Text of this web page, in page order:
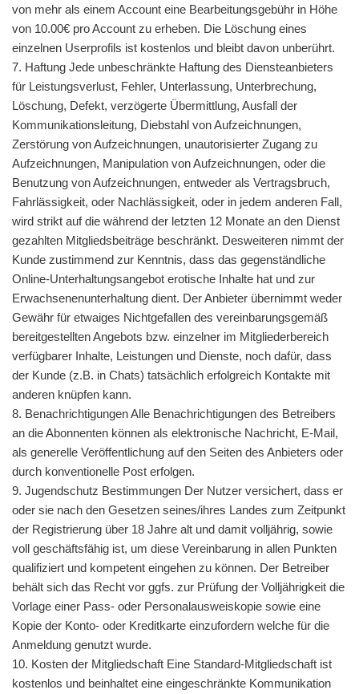
von mehr als einem Account eine Bearbeitungsgebühr in Höhe
von 10.00€ pro Account zu erheben. Die Löschung eines
einzelnen Userprofils ist kostenlos und bleibt davon unberührt.
7. Haftung Jede unbeschränkte Haftung des Diensteanbieters
für Leistungsverlust, Fehler, Unterlassung, Unterbrechung,
Löschung, Defekt, verzögerte Übermittlung, Ausfall der
Kommunikationsleitung, Diebstahl von Aufzeichnungen,
Zerstörung von Aufzeichnungen, unautorisierter Zugang zu
Aufzeichnungen, Manipulation von Aufzeichnungen, oder die
Benutzung von Aufzeichnungen, entweder als Vertragsbruch,
Fahrlässigkeit, oder Nachlässigkeit, oder in jedem anderen Fall,
wird strikt auf die während der letzten 12 Monate an den Dienst
gezahlten Mitgliedsbeiträge beschränkt. Desweiteren nimmt der
Kunde zustimmend zur Kenntnis, dass das gegenständliche
Online-Unterhaltungsangebot erotische Inhalte hat und zur
Erwachsenenunterhaltung dient. Der Anbieter übernimmt weder
Gewähr für etwaiges Nichtgefallen des vereinbarungsgemäß
bereitgestellten Angebots bzw. einzelner im Mitgliederbereich
verfügbarer Inhalte, Leistungen und Dienste, noch dafür, dass
der Kunde (z.B. in Chats) tatsächlich erfolgreich Kontakte mit
anderen knüpfen kann.
8. Benachrichtigungen Alle Benachrichtigungen des Betreibers
an die Abonnenten können als elektronische Nachricht, E-Mail,
als generelle Veröffentlichung auf den Seiten des Anbieters oder
durch konventionelle Post erfolgen.
9. Jugendschutz Bestimmungen Der Nutzer versichert, dass er
oder sie nach den Gesetzen seines/ihres Landes zum Zeitpunkt
der Registrierung über 18 Jahre alt und damit volljährig, sowie
voll geschäftsfähig ist, um diese Vereinbarung in allen Punkten
qualifiziert und kompetent eingehen zu können. Der Betreiber
behält sich das Recht vor ggfs. zur Prüfung der Volljährigkeit die
Vorlage einer Pass- oder Personalausweiskopie sowie eine
Kopie der Konto- oder Kreditkarte einzufordern welche für die
Anmeldung genutzt wurde.
10. Kosten der Mitgliedschaft Eine Standard-Mitgliedschaft ist
kostenlos und beinhaltet eine eingeschränkte Kommunikation